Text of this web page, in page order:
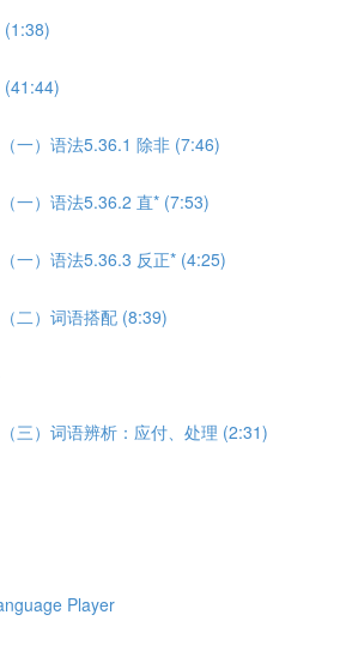
(1:38)
(41:44)
一）语法5.36.1 除非 (7:46)
一）语法5.36.2 直* (7:53)
一）语法5.36.3 反正* (4:25)
二）词语搭配 (8:39)
三）词语辨析：应付、处理 (2:31)
Player